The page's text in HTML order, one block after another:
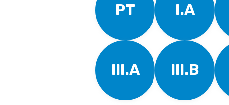
PT I.A
III.A III.B